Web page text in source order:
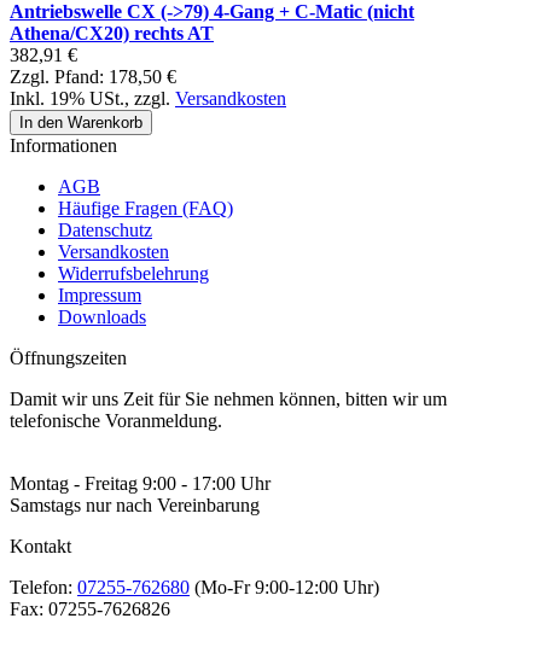
Antriebswelle CX (->79) 4-Gang + C-Matic (nicht
Athena/CX20) rechts AT
382,91 €
Zzgl. Pfand: 178,50 €
Inkl. 19% USt., zzgl. Versandkosten
In den Warenkorb
Informationen
AGB
Häufige Fragen (FAQ)
Datenschutz
Versandkosten
Widerrufsbelehrung
Impressum
Downloads
Öffnungszeiten
Damit wir uns Zeit für Sie nehmen können, bitten wir um
telefonische Voranmeldung.
Montag - Freitag 9:00 - 17:00 Uhr
Samstags nur nach Vereinbarung
Kontakt
Telefon: 07255-762680 (Mo-Fr 9:00-12:00 Uhr)
Fax: 07255-7626826